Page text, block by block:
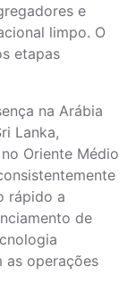
e
limpo. O
etapas
na Arábia
Lanka,
Oriente Médio
rápido a
de
as operações